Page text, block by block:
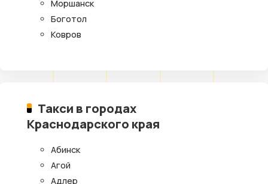
Моршанск
Боготол
Ковров
Такси в городах
Краснодарского края
Абинск
Агой
Адлер